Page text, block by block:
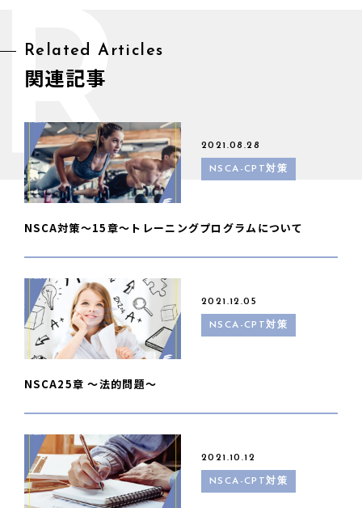
Related Articles
関連記事
2021.08.28
NSCA-CPT対策
NSCA対策〜15章〜トレーニングプログラムについて
2021.12.05
NSCA-CPT対策
NSCA25章 〜法的問題〜
2021.10.12
NSCA-CPT対策